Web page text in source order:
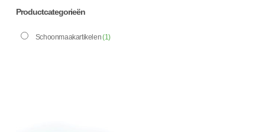
Productcategorieën
Schoonmaakartikelen(1)